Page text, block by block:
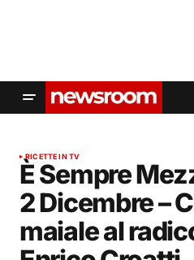
RICETTE IN TV
È Sempre
2 Dicembre –
maiale al